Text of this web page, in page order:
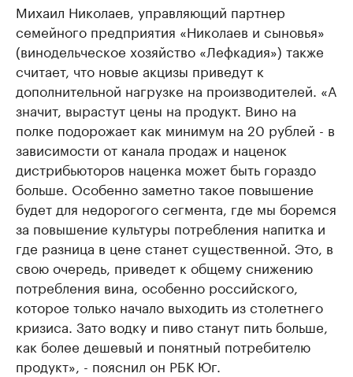
Михаил Николаев, управляющий партнер
семейного предприятия «Николаев и сыновья»
(винодельческое хозяйство «Лефкадия») также
считает, что новые акцизы приведут к
дополнительной нагрузке на производителей. «А
значит, вырастут цены на продукт. Вино на
полке подорожает как минимум на 20 рублей - в
зависимости от канала продаж и наценок
дистрибьюторов наценка может быть гораздо
больше. Особенно заметно такое повышение
будет для недорогого сегмента, где мы боремся
за повышение культуры потребления напитка и
где разница в цене станет существенной. Это, в
свою очередь, приведет к общему снижению
потребления вина, особенно российского,
которое только начало выходить из столетнего
кризиса. Зато водку и пиво станут пить больше,
как более дешевый и понятный потребителю
продукт», - пояснил он РБК Юг.